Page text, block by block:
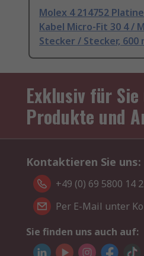
Molex 4 214752
Kabel Micro-Fit 30 4 /
Stecker / Stecker, 600
Exklusiv für
Produkte und
Kontaktieren Sie uns:
+49 (0) 69 5800 14
Per E-Mail unter
Sie finden uns auch auf: